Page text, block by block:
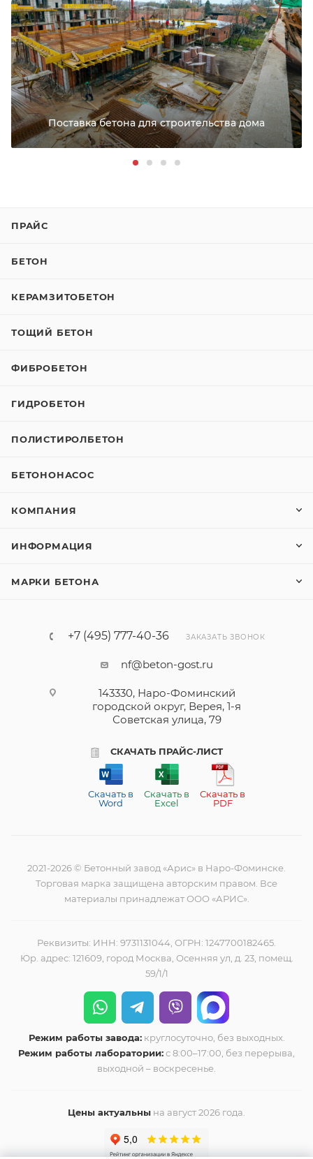
РАССЧИТАТЬ ДОСТАВКУ
Поставка бетона для строительства дома
ПРАЙС
БЕТОН
КЕРАМЗИТОБЕТОН
ТОЩИЙ БЕТОН
ФИБРОБЕТОН
ГИДРОБЕТОН
ПОЛИСТИРОЛБЕТОН
БЕТОНОНАСОС
КОМПАНИЯ
ИНФОРМАЦИЯ
МАРКИ БЕТОНА
+7 (495) 777-40-36 ЗАКАЗАТЬ ЗВОНОК
nf@beton-gost.ru
143330, Наро-Фоминский
городской округ, Верея, 1-я
Советская улица, 79
СКАЧАТЬ ПРАЙС-ЛИСТ
Скачать в
Word
Скачать в
Excel
Скачать в
PDF
2021-2026 © Бетонный завод «Арис» в Наро-Фоминске.
Торговая марка защищена авторским правом. Все
материалы принадлежат ООО «АРИС».
Реквизиты: ИНН: 9731131044, ОГРН: 1247700182465.
Юр. адрес: 121609, город Москва, Осенняя ул, д. 23, помещ.
59/1/1
Режим работы завода:круглосуточно, без выходных.
Режим работы лаборатории:с 8:00–17:00, без перерыва,
выходной – воскресенье.
Цены актуальны на август 2026 года.